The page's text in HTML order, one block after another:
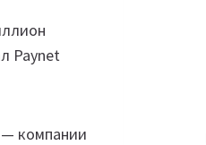
Paynet
— компании